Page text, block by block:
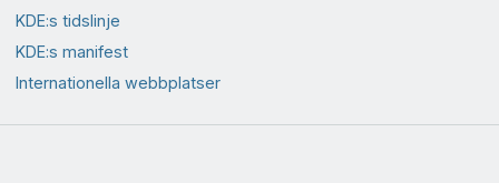
KDE:s tidslinje
KDE:s manifest
Internationella webbplatser